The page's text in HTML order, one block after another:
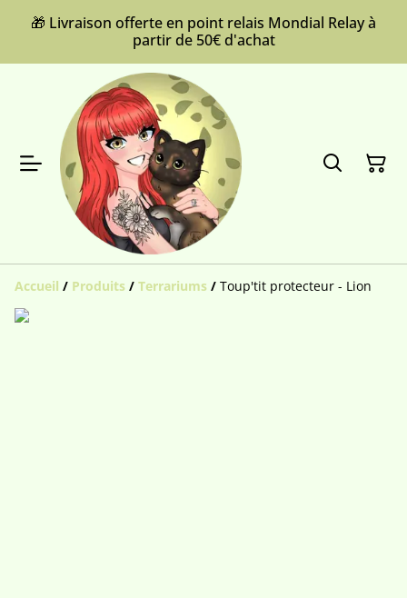
🎁 Livraison offerte en point relais Mondial Relay à
partir de 50€ d'achat
Accueil / Produits / Terrariums / Toup'tit protecteur - Lion